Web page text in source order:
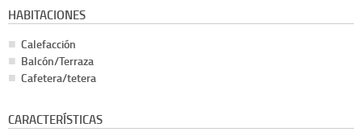
HABITACIONES
Calefacción
Balcón/Terraza
Cafetera/tetera
CARACTERÍSTICAS